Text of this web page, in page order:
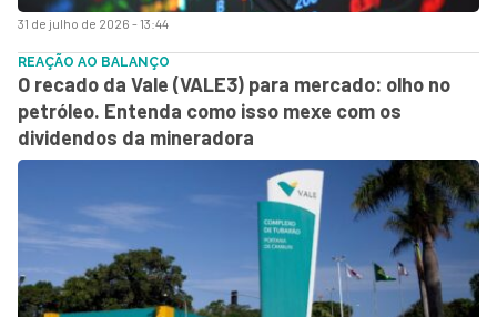
31 de julho de 2026 - 13:44
REAÇÃO AO BALANÇO
O recado da Vale (VALE3) para mercado: olho no
petróleo. Entenda como isso mexe com os
dividendos da mineradora